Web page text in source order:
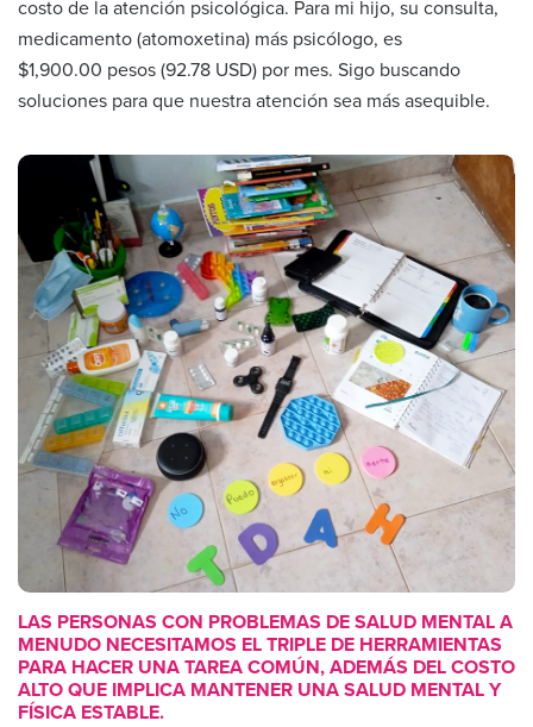
costo de la atención psicológica. Para mi hijo, su consulta,
medicamento (atomoxetina) más psicólogo, es
$1,900.00 pesos (92.78 USD) por mes. Sigo buscando
soluciones para que nuestra atención sea más asequible.
LAS PERSONAS CON PROBLEMAS DE SALUD MENTAL A
MENUDO NECESITAMOS EL TRIPLE DE HERRAMIENTAS
PARA HACER UNA TAREA COMÚN, ADEMÁS DEL COSTO
ALTO QUE IMPLICA MANTENER UNA SALUD MENTAL Y
FÍSICA ESTABLE.